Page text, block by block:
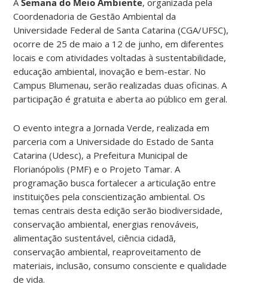
Coordenadoria de Gestão Ambiental da
Universidade Federal de Santa Catarina (CGA/UFSC),
ocorre de 25 de maio a 12 de junho, em diferentes
locais e com atividades voltadas à sustentabilidade,
educação ambiental, inovação e bem-estar. No
Campus Blumenau, serão realizadas duas oficinas. A
participação é gratuita e aberta ao público em geral.
O evento integra a Jornada Verde, realizada em
parceria com a Universidade do Estado de Santa
Catarina (Udesc), a Prefeitura Municipal de
Florianópolis (PMF) e o Projeto Tamar. A
programação busca fortalecer a articulação entre
instituições pela conscientização ambiental. Os
temas centrais desta edição serão biodiversidade,
conservação ambiental, energias renováveis,
alimentação sustentável, ciência cidadã,
conservação ambiental, reaproveitamento de
materiais, inclusão, consumo consciente e qualidade
de vida.